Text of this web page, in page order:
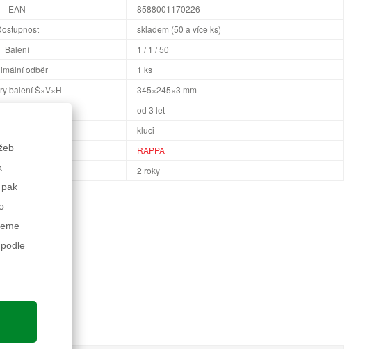
EAN
8588001170226
skladem (50 a více ks)
Balení
1 / 1 / 50
odběr
1 ks
balení Š×V×H
345×245×3 mm
od 3 let
kluci
Výrobce
RAPPA
2 roky